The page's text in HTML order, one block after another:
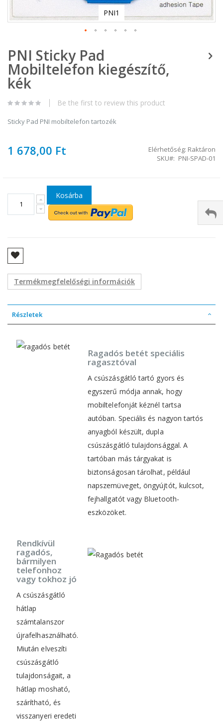
PNI1
a
képgaléria
elejére
PNI Sticky Pad
Mobiltelefon kiegészítő,
kék
Be the first to review this product
Sticky Pad PNI mobiltelefon tartozék
1 678,00 Ft Elérhetőség: Raktáron
SKU
PNI-SPAD-01
Kosárba
Termékmegfelelőségi információk
Részletek
Ragadós betét speciális
ragasztóval
A csúszásgátló tartó gyors és
egyszerű módja annak, hogy
mobiltelefonját kéznél tartsa
autóban. Speciális és nagyon tartós
anyagból készült, dupla
csúszásgátló tulajdonsággal. A
tartóban más tárgyakat is
biztonságosan tárolhat, például
napszemüveget, öngyújtót, kulcsot,
fejhallgatót vagy Bluetooth-
eszközöket.
Rendkívül
ragadós,
bármilyen
telefonhoz
vagy tokhoz jó
A csúszásgátló
hátlap
számtalanszor
újrafelhasználható.
Miután elveszíti
csúszásgátló
tulajdonságait, a
hátlap mosható,
szárítható, és
visszanyeri eredeti